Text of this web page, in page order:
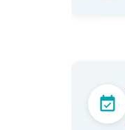
event_available